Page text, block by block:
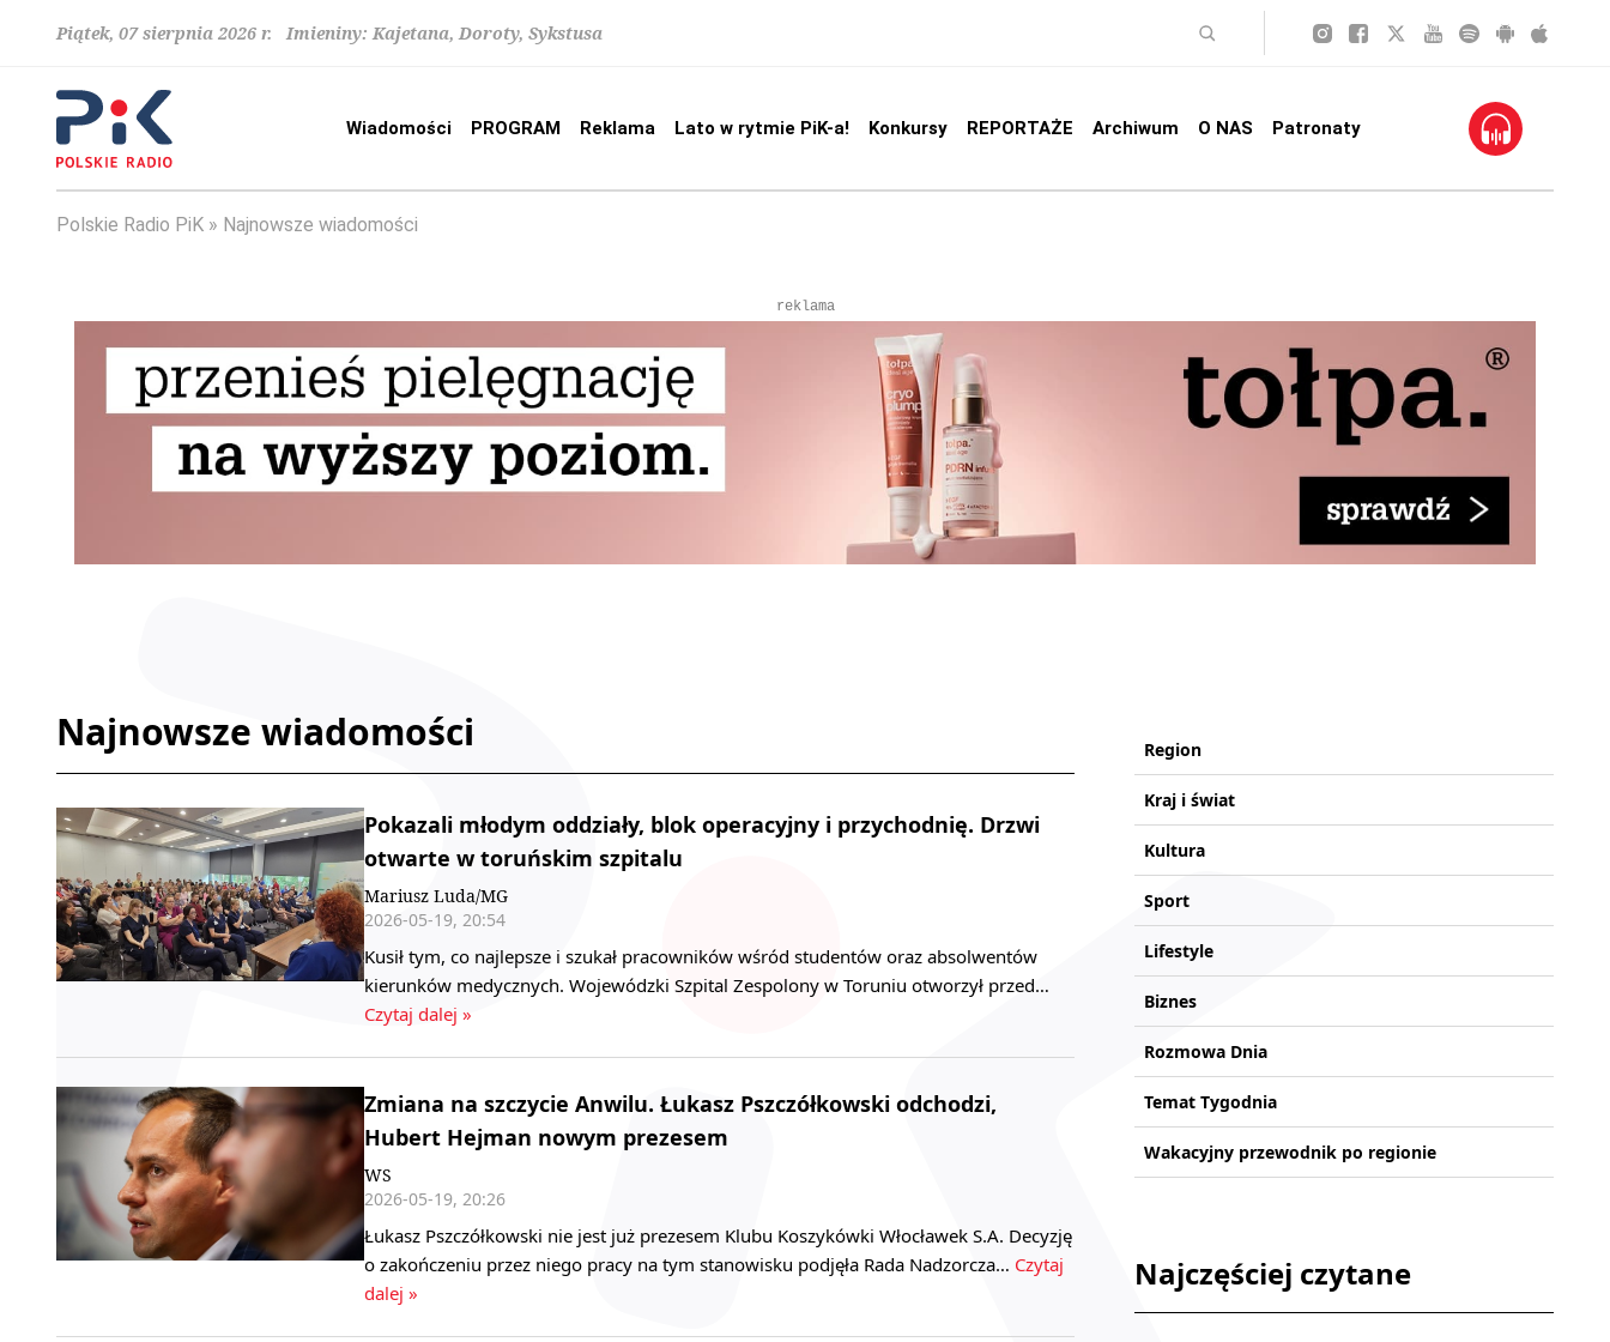
Piątek, 07 sierpnia 2026 r. Imieniny: Kajetana, Doroty, Sykstusa
Wiadomości PROGRAM Reklama Lato w rytmie PiK-a! Konkursy REPORTAŻE Archiwum O NAS Patronaty
Polskie Radio PiK Najnowsze wiadomości
reklama
Najnowsze wiadomości
Pokazali młodym oddziały, blok operacyjny i przychodnię. Drzwi
otwarte w toruńskim szpitalu
Mariusz Luda/MG
2026-05-19, 20:54
Kusił tym, co najlepsze i szukał pracowników wśród studentów oraz absolwentów
kierunków medycznych. Wojewódzki Szpital Zespolony w Toruniu otworzył przed…
Czytaj dalej »
Zmiana na szczycie Anwilu. Łukasz Pszczółkowski odchodzi,
Hubert Hejman nowym prezesem
WS
2026-05-19, 20:26
Łukasz Pszczółkowski nie jest już prezesem Klubu Koszykówki Włocławek S.A. Decyzję
o zakończeniu przez niego pracy na tym stanowisku podjęła Rada Nadzorcza… Czytaj
dalej »
Region
Kraj i świat
Kultura
Sport
Lifestyle
Biznes
Rozmowa Dnia
Temat Tygodnia
Wakacyjny przewodnik po regionie
Najczęściej czytane